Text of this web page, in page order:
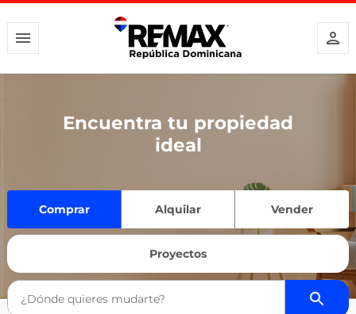
Encuentra tu propiedad
ideal
Comprar Alquilar Vender
Proyectos